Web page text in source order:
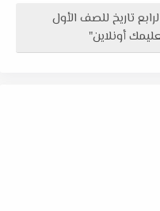
تاريخ للصف الأول
أونلاين"